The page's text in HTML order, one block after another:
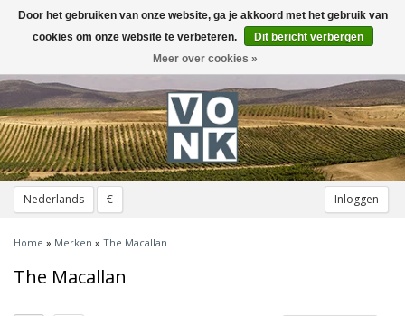
Nederlands € Inloggen
Toggle
navigation
Home » Merken » The Macallan
The Macallan
Door het gebruiken van onze website, ga je akkoord met het gebruik van
cookies om onze website te verbeteren.
Dit bericht verbergen
Meer over cookies »